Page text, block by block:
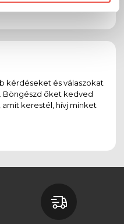
kérdéseket és válaszokat
Böngészd őket kedved
kerestél, hívj minket